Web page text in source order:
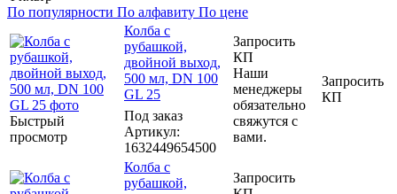
По популярности По алфавиту По цене
Быстрый
просмотр
Колба с
рубашкой,
двойной выход,
500 мл, DN 100
GL 25
Под заказ
Артикул:
1632449654500
Запросить
КП
Наши
менеджеры
обязательно
свяжутся с
вами.
Запросить
КП
Колба с
рубашкой,
Запросить